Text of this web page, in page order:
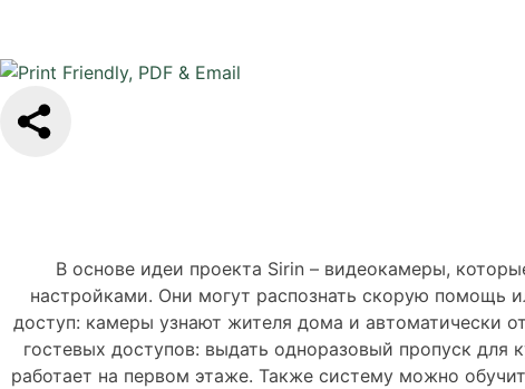
В основе идеи проекта Sirin – видеокамеры,
настройками. Они могут распознать скорую помощь
доступ: камеры узнают жителя дома и автоматически
гостевых доступов: выдать одноразовый пропуск для
работает на первом этаже. Также систему можно